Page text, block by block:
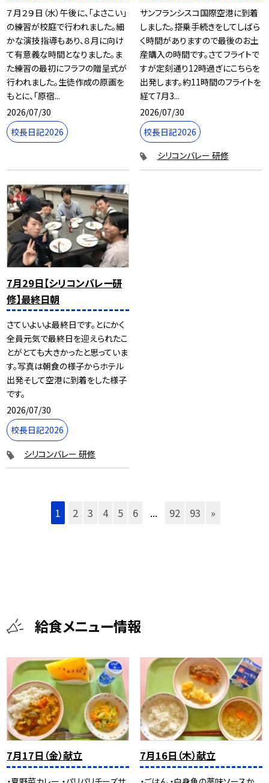
７月２９日（水）午後に、「よさこい」
の練習が校庭で行われました。細
かな演技指導もあり、８月に向け
て有意義な時間となりました。ま
た練習の最初にフラフの贈呈式が
行われました。生徒作成の原画を
もとに、「原宿...
2026/07/30
校長日記2026
サンフランシスコ国際空港に到着
しました。搭乗手続きをしてしばら
く時間がありますので最後のお土
産購入の時間です。さてフライトで
すが定刻通り12時過ぎにこちらを
出発します。約11時間のフライトを
経て7月3...
2026/07/30
校長日記2026
シリコンバレー 研修
7月29日【シリコンバレー研
修】最終日朝
さていよいよ最終日です。とにかく
全員元気で最終日を迎えられたこ
とがとても大きかったと思っていま
す。写真は朝食の様子からホテル
出発そして空港に到着をした様子
です。
2026/07/30
校長日記2026
シリコンバレー 研修
1 2 3 4 5 6 ... 92 93 »
給食メニュー情報
7月17日（金）献立 7月16日（木）献立